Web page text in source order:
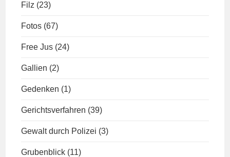
Filz (23)
Fotos (67)
Free Jus (24)
Gallien (2)
Gedenken (1)
Gerichtsverfahren (39)
Gewalt durch Polizei (3)
Grubenblick (11)